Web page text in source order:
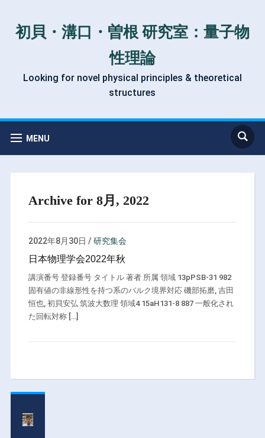
初貝・溝口・曽根 研究室：量子物
性理論
Looking for novel physical principles & theoretical
structures
MENU
Archive for 8月, 2022
2022年8月30日 / 研究集会
日本物理学会2022年秋
講演番号 登録番号 タイトル 著者 所属 領域 13pPSB-31 982
固有値の非線形性を持つ系のバルク境界対応 磯部拓磨, 吉田
恒也, 初貝安弘 筑波大数理 領域4 15aH131-8 887 一般化され
た回転対称 […]